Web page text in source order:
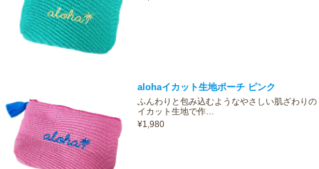
alohaイカット生地ポーチ ピンク
ふんわりと包み込むようなやさしい肌ざわりの
イカット生地で作…
¥1,980